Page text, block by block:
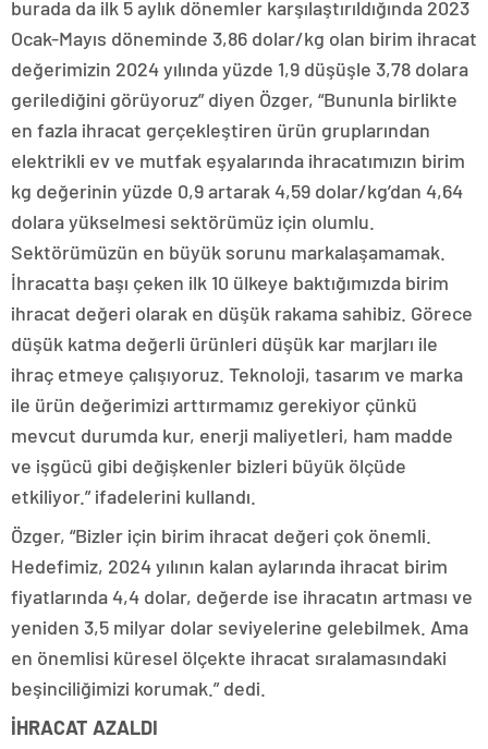
burada da ilk 5 aylık dönemler karşılaştırıldığında 2023
Ocak-Mayıs döneminde 3,86 dolar/kg olan birim ihracat
değerimizin 2024 yılında yüzde 1,9 düşüşle 3,78 dolara
gerilediğini görüyoruz” diyen Özger, “Bununla birlikte
en fazla ihracat gerçekleştiren ürün gruplarından
elektrikli ev ve mutfak eşyalarında ihracatımızın birim
kg değerinin yüzde 0,9 artarak 4,59 dolar/kg’dan 4,64
dolara yükselmesi sektörümüz için olumlu.
Sektörümüzün en büyük sorunu markalaşamamak.
İhracatta başı çeken ilk 10 ülkeye baktığımızda birim
ihracat değeri olarak en düşük rakama sahibiz. Görece
düşük katma değerli ürünleri düşük kar marjları ile
ihraç etmeye çalışıyoruz. Teknoloji, tasarım ve marka
ile ürün değerimizi arttırmamız gerekiyor çünkü
mevcut durumda kur, enerji maliyetleri, ham madde
ve işgücü gibi değişkenler bizleri büyük ölçüde
etkiliyor.” ifadelerini kullandı.
Özger, “Bizler için birim ihracat değeri çok önemli.
Hedefimiz, 2024 yılının kalan aylarında ihracat birim
fiyatlarında 4,4 dolar, değerde ise ihracatın artması ve
yeniden 3,5 milyar dolar seviyelerine gelebilmek. Ama
en önemlisi küresel ölçekte ihracat sıralamasındaki
beşinciliğimizi korumak.” dedi.
İHRACAT AZALDI